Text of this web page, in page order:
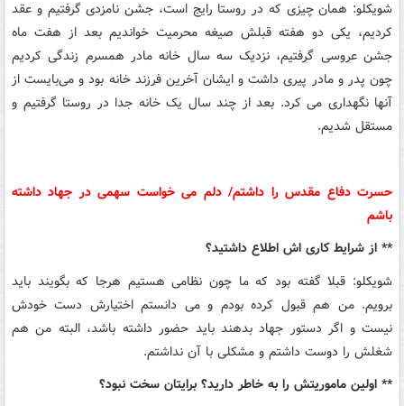
شویکلو: همان چیزی که در روستا رایج است، جشن نامزدی گرفتیم و عقد
کردیم، یکی دو هفته قبلش صیغه محرمیت خواندیم بعد از هفت ماه
جشن عروسی گرفتیم، نزدیک سه سال خانه مادر همسرم زندگی کردیم
چون پدر و مادر پیری داشت و ایشان آخرین فرزند خانه بود و می‌بایست از
آنها نگهداری می کرد. بعد از چند سال یک خانه جدا در روستا گرفتیم و
مستقل شدیم.
حسرت دفاع مقدس را داشتم/ دلم می خواست سهمی در جهاد داشته
باشم
** از شرایط کاری اش اطلاع داشتید؟
شویکلو: قبلا گفته بود که ما چون نظامی هستیم هرجا که بگویند باید
برویم. من هم قبول کرده بودم و می دانستم اختیارش دست خودش
نیست و اگر دستور جهاد بدهند باید حضور داشته باشد، البته من هم
شغلش را دوست داشتم و مشکلی با آن نداشتم.
** اولین ماموریتش را به خاطر دارید؟ برایتان سخت نبود؟